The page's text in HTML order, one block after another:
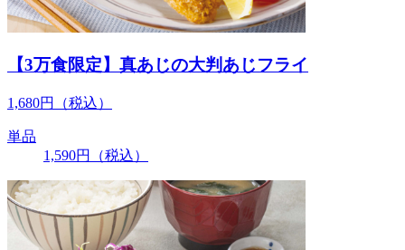
【3万食限定】真あじの大判あじフライ
1,680円 （税込）
単品
1,590円 （税込）